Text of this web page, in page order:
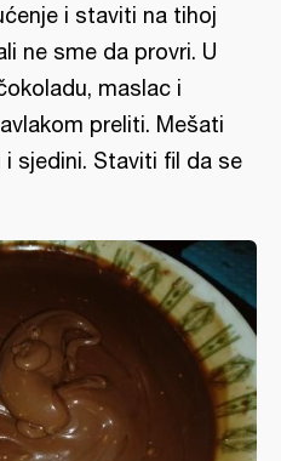
i staviti na tihoj
ne sme da provri. U
maslac i
preliti. Mešati
sjedini. Staviti fil da se